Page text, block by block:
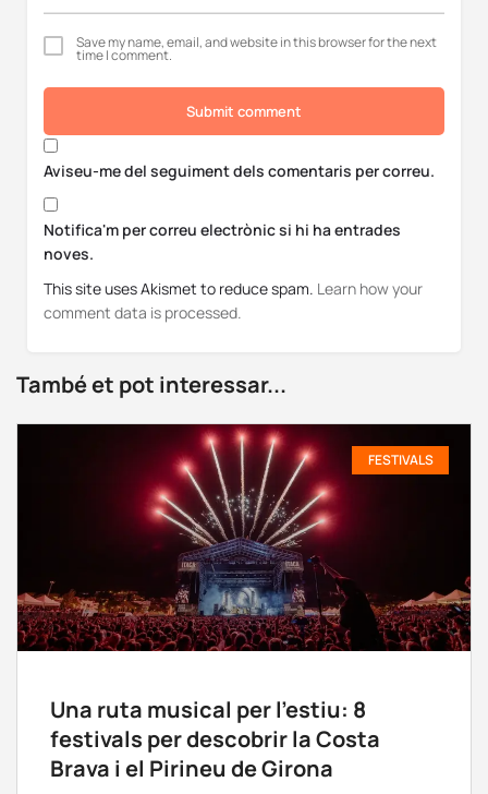
Save my name, email, and website in this browser for the next
time I comment.
Submit comment
Aviseu-me del seguiment dels comentaris per correu.
Notifica'm per correu electrònic si hi ha entrades
noves.
This site uses Akismet to reduce spam. Learn how your
comment data is processed.
També et pot interessar...
FESTIVALS
Una ruta musical per l’estiu: 8
festivals per descobrir la Costa
Brava i el Pirineu de Girona